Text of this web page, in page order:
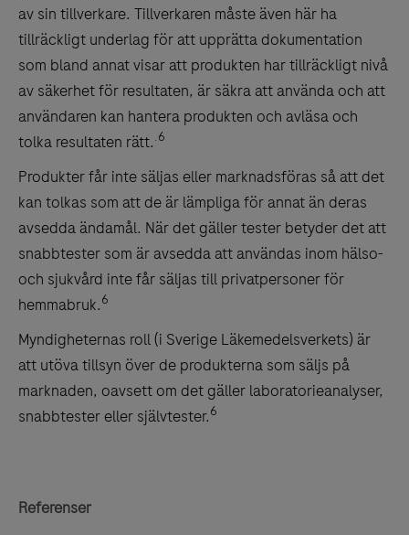
av sin tillverkare. Tillverkaren måste även här ha
tillräckligt underlag för att upprätta dokumentation
som bland annat visar att produkten har tillräckligt nivå
av säkerhet för resultaten, är säkra att använda och att
användaren kan hantera produkten och avläsa och
tolka resultaten rätt..6
Produkter får inte säljas eller marknadsföras så att det
kan tolkas som att de är lämpliga för annat än deras
avsedda ändamål. När det gäller tester betyder det att
snabbtester som är avsedda att användas inom hälso-
och sjukvård inte får säljas till privatpersoner för
hemmabruk.6
Myndigheternas roll (i Sverige Läkemedelsverkets) är
att utöva tillsyn över de produkterna som säljs på
marknaden, oavsett om det gäller laboratorieanalyser,
snabbtester eller självtester.6
Referenser